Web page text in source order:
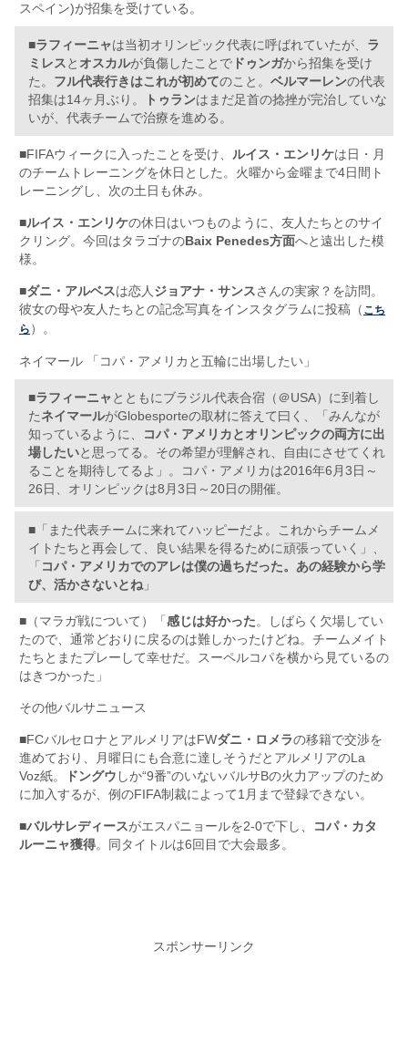
スペイン)が招集を受けている。
■ラフィーニャは当初オリンピック代表に呼ばれていたが、 ラ
ミレスと オスカルが負傷したことで ドゥンガから招集を受け
た。 フル代表行きはこれが初めてのこと。 ベルマーレンの代表
招集は14ヶ月ぶり。
トゥランはまだ足首の捻挫が完治していな
いが、代表チームで治療を進める。
■FIFAウィークに入ったことを受け、 ルイス・エンリケは日・月
のチームトレーニングを休日とした。火曜から金曜まで4日間ト
レーニングし、次の土日も休み。
■ルイス・エンリケの休日はいつものように、友人たちとのサイ
クリング。今回はタラゴナのBaix Penedes方面へと遠出した模
様。
■ダニ・アルベスは恋人ジョアナ・サンスさんの実家？を訪問。
彼女の母や友人たちとの記念写真をインスタグラムに投稿（ こち
ら ）。
ネイマール 「コパ・アメリカと五輪に出場したい」
■ラフィーニャとともにブラジル代表合宿（＠USA）に到着し
たネイマールがGlobesporteの取材に答えて曰く、「みんなが
知っているように、
コパ・アメリカとオリンピックの両方に出
場したいと思ってる。その希望が理解され、自由にさせてくれ
ることを期待してるよ」。コパ・アメリカは2016年6月3日～
26日、オリンピックは8月3日～20日の開催。
■「また代表チームに来れてハッピーだよ。これからチームメ
イトたちと再会して、良い結果を得るために頑張っていく」、
「 コパ・アメリカでのアレは僕の過ちだった。あの経験から学
び、活かさないとね」
■（マラガ戦について）「 感じは好かった。しばらく欠場してい
たので、通常どおりに戻るのは難しかったけどね。チームメイト
たちとまたプレーして幸せだ。スーペルコパを横から見ているの
はきつかった」
その他バルサニュース
■FCバルセロナとアルメリアはFWダニ・ロメラの移籍で交渉を
進めており、月曜日にも合意に達しそうだとアルメリアのLa
Voz紙。
ドングウ しか“9番”のいないバルサBの火力アップのため
に加入するが、例のFIFA制裁によって1月まで登録できない。
■バルサレディースがエスパニョールを2-0で下し、
コパ・カタ
ルーニャ獲得。同タイトルは6回目で大会最多。
スポンサーリンク